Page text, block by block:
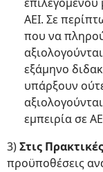
ΑΕΙ. Σε
που να
εξάμηνο
υπάρξουν
εμπειρία σε
3)Στις
προϋποθέσεις